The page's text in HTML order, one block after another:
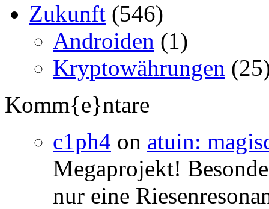
Zukunft (546)
Androiden (1)
Kryptowährungen
Komm{e}ntare
c1ph4 on atuin:
Megaprojekt!
nur eine